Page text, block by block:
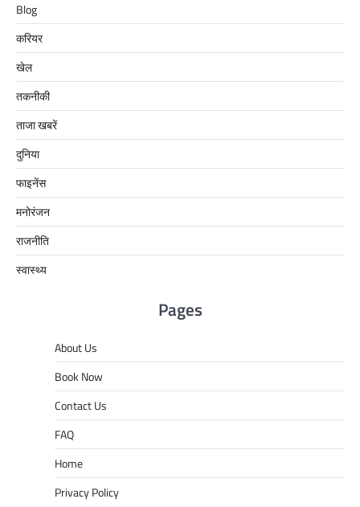
Blog
करियर
खेल
तकनीकी
ताजा खबरें
दुनिया
फाइनेंस
मनोरंजन
राजनीति
स्वास्थ्य
Pages
About Us
Book Now
Contact Us
FAQ
Home
Privacy Policy